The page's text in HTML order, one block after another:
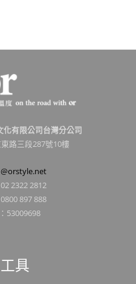
有限公司台灣分公司
路三段287號10樓
@orstyle.net
2322 2812
897 888
53009698
具